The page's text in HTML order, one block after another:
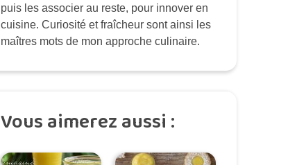
puis les associer au reste, pour innover en
cuisine. Curiosité et fraîcheur sont ainsi les
maîtres mots de mon approche culinaire.
Vous aimerez aussi :